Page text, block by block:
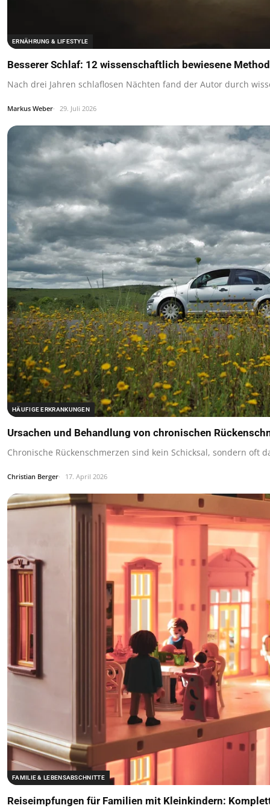
ERNÄHRUNG & LIFESTYLE
Besserer Schlaf: 12 wissenschaftlich bewiesene
Nach drei Jahren schlaflosen Nächten fand der Autor durch
Markus Weber 29. Juli 2026
HÄUFIGE ERKRANKUNGEN
Ursachen und Behandlung von chronischen
Chronische Rückenschmerzen sind kein Schicksal, sondern oft
Christian Berger 17. April 2026
FAMILIE & LEBENSABSCHNITTE
Reiseimpfungen für Familien mit Kleinkindern: